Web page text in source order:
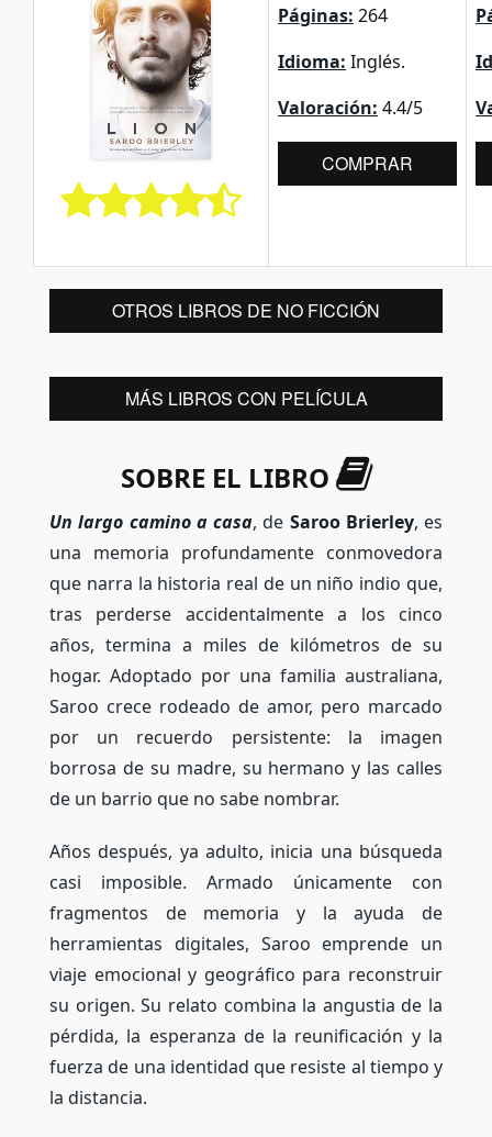
Páginas: 264
Idioma: Inglés.
Valoración: 4.4/5
COMPRAR
OTROS LIBROS DE NO FICCIÓN
MÁS LIBROS CON PELÍCULA
SOBRE EL LIBRO
Un largo camino a casa, de Saroo Brierley, es
una memoria profundamente conmovedora
que narra la historia real de un niño indio que,
tras perderse accidentalmente a los cinco
años, termina a miles de kilómetros de su
hogar. Adoptado por una familia australiana,
Saroo crece rodeado de amor, pero marcado
por un recuerdo persistente: la imagen
borrosa de su madre, su hermano y las calles
de un barrio que no sabe nombrar.
Años después, ya adulto, inicia una búsqueda
casi imposible. Armado únicamente con
fragmentos de memoria y la ayuda de
herramientas digitales, Saroo emprende un
viaje emocional y geográfico para reconstruir
su origen. Su relato combina la angustia de la
pérdida, la esperanza de la reunificación y la
fuerza de una identidad que resiste al tiempo y
la distancia.